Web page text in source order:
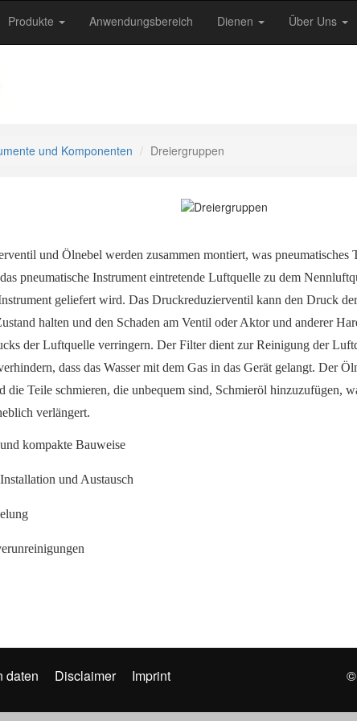
Produkte Anwendungsbereich Dienen Über Uns
und Komponenten Dreiergruppen
und Ölnebel werden zusammen montiert, was pneumatisches
pneumatische Instrument eintretende Luftquelle zu dem
geliefert wird. Das Druckreduzierventil kann den Druck
halten und den Schaden am Ventil oder Aktor und anderer
der Luftquelle verringern. Der Filter dient zur Reinigung der
dass das Wasser mit dem Gas in das Gerät gelangt. Der
die Teile schmieren, die unbequem sind, Schmieröl hinzuzufügen,
verlängert.
kompakte Bauweise
und Austausch
daten Disclaimer Imprint ©